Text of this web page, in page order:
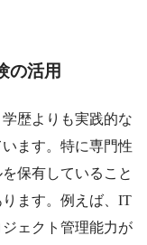
の活用
歴よりも実践的な
ます。特に専門性
保有していること
ます。例えば、IT
ェクト管理能力が